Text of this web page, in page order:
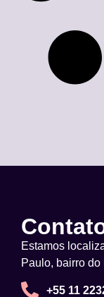
Estamos
Paulo, bairro do
+55 11